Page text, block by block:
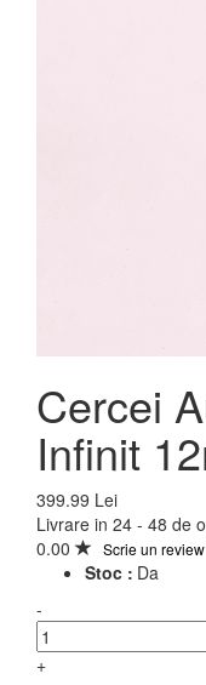
Cercei
Infinit
399.99 Lei
Livrare in 24 - 48 de
0.00
Scrie un review
Stoc : Da
-
+